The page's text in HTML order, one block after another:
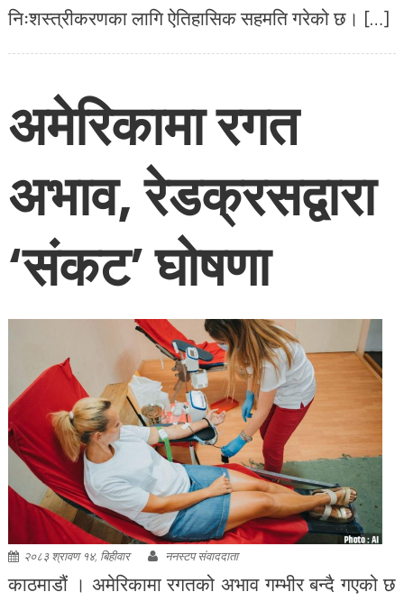
निःशस्त्रीकरणका लागि ऐतिहासिक सहमति गरेको छ। […]
अमेरिकामा रगत
अभाव, रेडक्रसद्वारा
‘संकट’ घोषणा
२०८३ श्रावण १४, बिहीवार ननस्टप संवाददाता
काठमाडौं । अमेरिकामा रगतको अभाव गम्भीर बन्दै गएको छ